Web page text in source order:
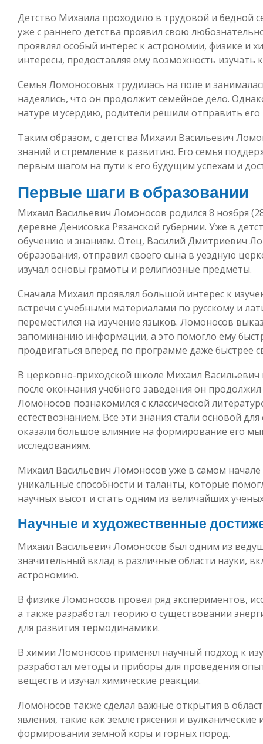
Детство Михаила проходило в трудовой и бедной
уже с раннего детства проявил свою
проявлял особый интерес к астрономии, физике и
интересы, предоставляя ему возможность изучать
Семья Ломоносовых трудилась на поле и
надеялись, что он продолжит семейное дело.
натуре и усердию, родители решили отправить его
Таким образом, с детства Михаил Васильевич
знаний и стремление к развитию. Его семья
первым шагом на пути к его будущим успехам и
Первые шаги в образовании
Михаил Васильевич Ломоносов родился 8 ноября
деревне Денисовка Рязанской губернии. Уже в
обучению и знаниям. Отец, Василий Дмитриевич
образования, отправил своего сына в уездную
изучал основы грамоты и религиозные предметы.
Сначала Михаил проявлял большой интерес к
встречи с учебными материалами по русскому и
переместился на изучение языков. Ломоносов
запоминанию информации, а это помогло ему
продвигаться вперед по программе даже быстрее
В церковно-приходской школе Михаил
после окончания учебного заведения он
Ломоносов познакомился с классической
естествознанием. Все эти знания стали основой
оказали большое влияние на формирование его
исследованиям.
Михаил Васильевич Ломоносов уже в самом начале
уникальные способности и таланты, которые
научных высот и стать одним из величайших
Научные и художественные
Михаил Васильевич Ломоносов был одним из
значительный вклад в различные области науки,
астрономию.
В физике Ломоносов провел ряд экспериментов,
а также разработал теорию о существовании
для развития термодинамики.
В химии Ломоносов применял научный подход к
разработал методы и приборы для проведения
веществ и изучал химические реакции.
Ломоносов также сделал важные открытия в
явления, такие как землетрясения и
формировании земной коры и горных пород.